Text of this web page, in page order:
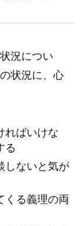
況につい
状況に、心
ればいけな
る
しないと気が
くる義理の両